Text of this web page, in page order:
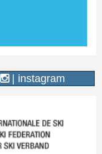
| instagram